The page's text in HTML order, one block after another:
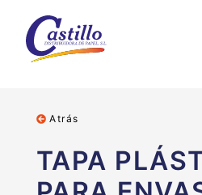
Atrás
TAPA